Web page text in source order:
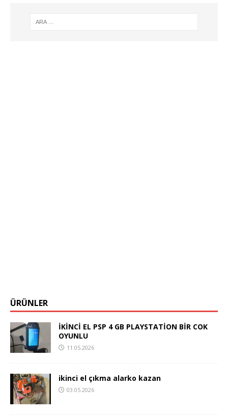
ÜRÜNLER
İKİNCİ EL PSP 4 GB PLAYSTATİON BİR COK
OYUNLU
11.05.2026
ikinci el çıkma alarko kazan
03.05.2026